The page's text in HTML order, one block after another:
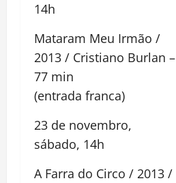
14h
Mataram Meu Irmão /
2013 / Cristiano Burlan –
77 min
(entrada franca)
23 de novembro,
sábado, 14h
A Farra do Circo / 2013 /